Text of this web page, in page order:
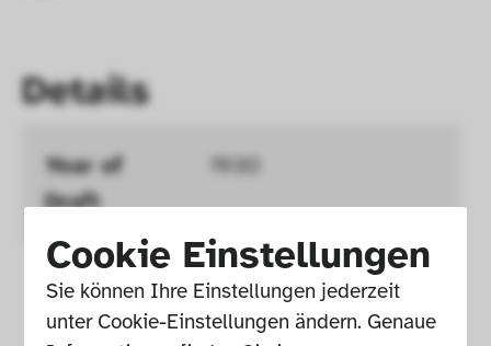
Cookie Einstellungen
Sie können Ihre Einstellungen jederzeit
unter Cookie-Einstellungen ändern. Genaue
Details
Year of
Draft
1930
Year of
Execution
Moulding 1930